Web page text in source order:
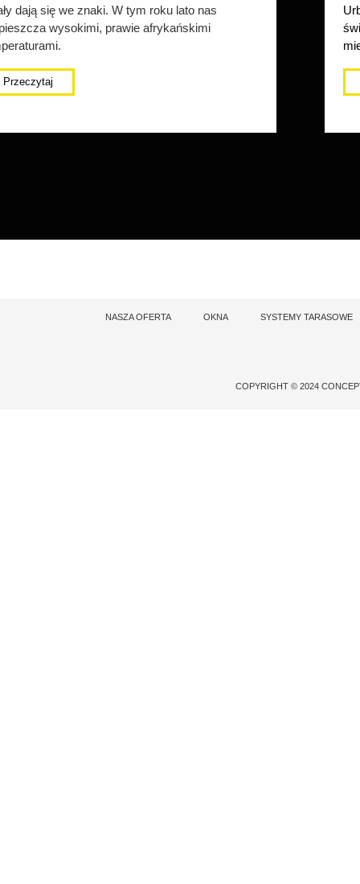
Przeczytaj
dają się we znaki. W tym roku lato nas
wysokimi, prawie afrykańskimi
COPYRIGHT © 2024
NASZA OFERTA OKNA SYSTEMY TARASOWE